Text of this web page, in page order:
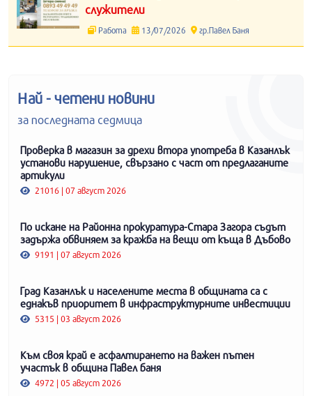
служители
Работа 13/07/2026 гр.Павел Баня
Най - четени новини
за последната седмица
Проверка в магазин за дрехи втора употреба в Казанлък
установи нарушение, свързано с част от предлаганите
артикули
21016 | 07 август 2026
По искане на Районна прокуратура-Стара Загора съдът
задържа обвиняем за кражба на вещи от къща в Дъбово
9191 | 07 август 2026
Град Казанлък и населените места в общината са с
еднакъв приоритет в инфраструктурните инвестиции
5315 | 03 август 2026
Към своя край е асфалтирането на важен пътен
участък в община Павел баня
4972 | 05 август 2026